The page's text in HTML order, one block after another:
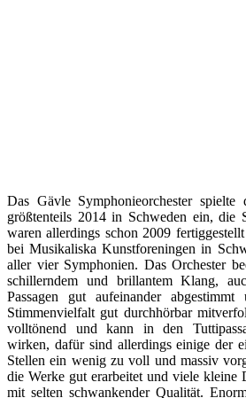
Das Gävle Symphonieorchester
größtenteils 2014 in Schweden ein, die
waren allerdings schon 2009
bei Musikaliska Kunstforeningen in
aller vier Symphonien. Das Orchester
schillerndem und brillantem Klang,
Passagen gut aufeinander
Stimmenvielfalt gut durchhörbar
volltönend und kann in den
wirken, dafür sind allerdings einige der
Stellen ein wenig zu voll und massiv
die Werke gut erarbeitet und viele kleine
mit selten schwankender Qualität.